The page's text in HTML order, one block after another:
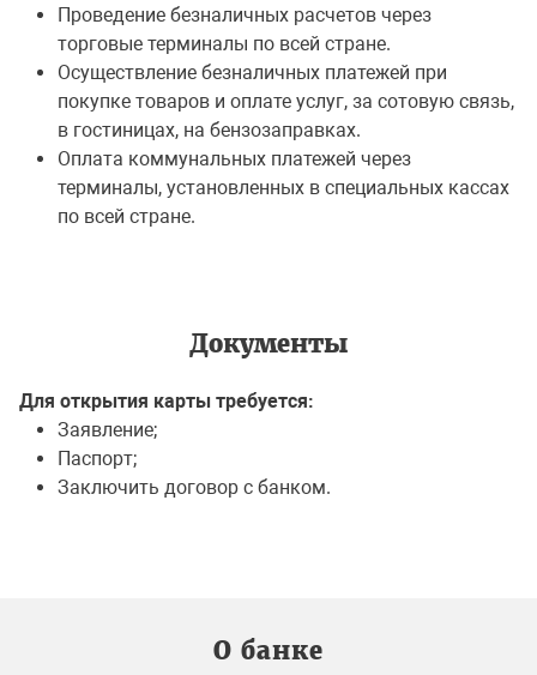
Проведение безналичных расчетов через
торговые терминалы по всей стране.
Осуществление безналичных платежей при
покупке товаров и оплате услуг, за сотовую связь,
в гостиницах, на бензозаправках.
Оплата коммунальных платежей через
терминалы, установленныx в специальных кассах
по всей стране.
Документы
Для открытия карты требуется:
Заявление;
Паспорт;
Заключить договор с банком.
О банке